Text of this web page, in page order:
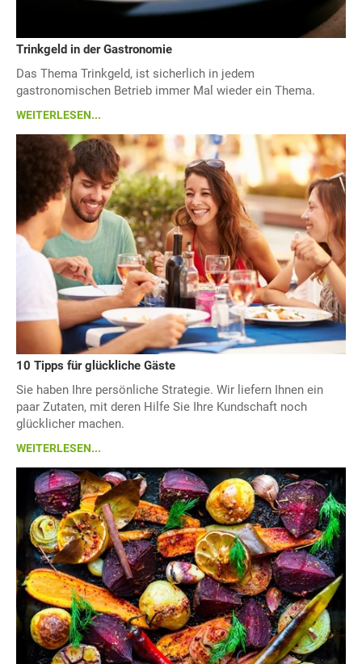
Trinkgeld in der Gastronomie
Das Thema Trinkgeld, ist sicherlich in jedem
gastronomischen Betrieb immer Mal wieder ein Thema.
WEITERLESEN...
10 Tipps für glückliche Gäste
Sie haben Ihre persönliche Strategie. Wir liefern Ihnen ein
paar Zutaten, mit deren Hilfe Sie Ihre Kundschaft noch
glücklicher machen.
WEITERLESEN...